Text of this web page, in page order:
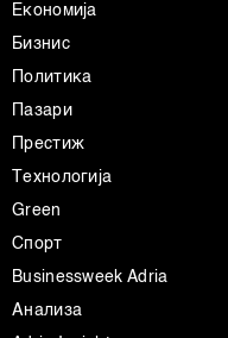
Економија
Бизнис
Политика
Пазари
Престиж
Технологија
Green
Спорт
Businessweek Adria
Анализа